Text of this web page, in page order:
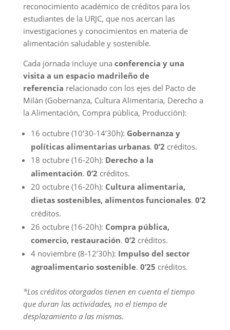
reconocimiento académico de créditos para los
estudiantes de la URJC, que nos acercan las
investigaciones y conocimientos en materia de
alimentación saludable y sostenible.
Cada jornada incluye una conferencia y una
visita a un espacio madrileño de
referencia relacionado con los ejes del Pacto de
Milán (Gobernanza, Cultura Alimentaria, Derecho a
la Alimentación, Compra pública, Producción):
16 octubre (10’30-14’30h): Gobernanza y
políticas alimentarias urbanas. 0’2 créditos.
18 octubre (16-20h): Derecho a la
alimentación. 0’2 créditos.
20 octubre (16-20h): Cultura alimentaria,
dietas sostenibles, alimentos funcionales. 0’2
créditos.
26 octubre (16-20h): Compra pública,
comercio, restauración. 0’2 créditos.
4 noviembre (8-12’30h): Impulso del sector
agroalimentario sostenible. 0’25 créditos.
*Los créditos otorgados tienen en cuenta el tiempo
que duran las actividades, no el tiempo de
desplazamiento a las mismas.